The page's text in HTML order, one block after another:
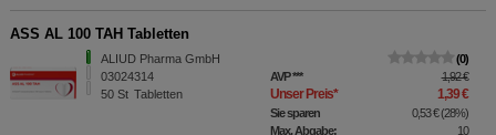
ASS AL 100 TAH Tabletten
ALIUD Pharma GmbH
03024314
50 St Tabletten
0
AVP*** 1,92 €
Unser Preis* 1,39 €
Sie sparen 0,53 €(28%)
Max. Abgabe:
10